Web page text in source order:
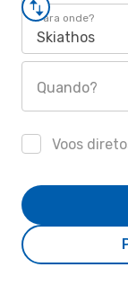
Para onde?
Skiathos
Quando?
Voos